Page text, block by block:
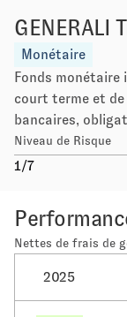
GENERALI
Monétaire
Fonds monétaire
court terme et
bancaires,
Niveau de Risque
1/7
Nettes de frais de
2025